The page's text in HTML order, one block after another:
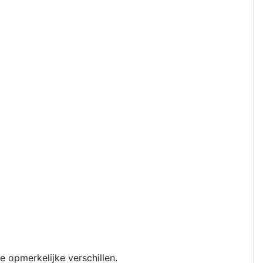
opmerkelijke verschillen.